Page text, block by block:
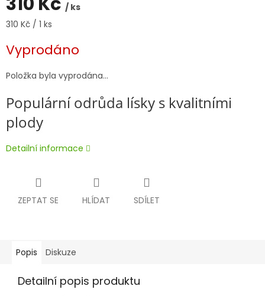
/ ks
Měrná
310 Kč / 1 ks
Vyprodáno
Položka byla vyprodána…
Populární odrůda lísky s kvalitními
plody
Detailní informace
ZEPTAT SE HLÍDAT SDÍLET
Popis Diskuze
Detailní popis produktu